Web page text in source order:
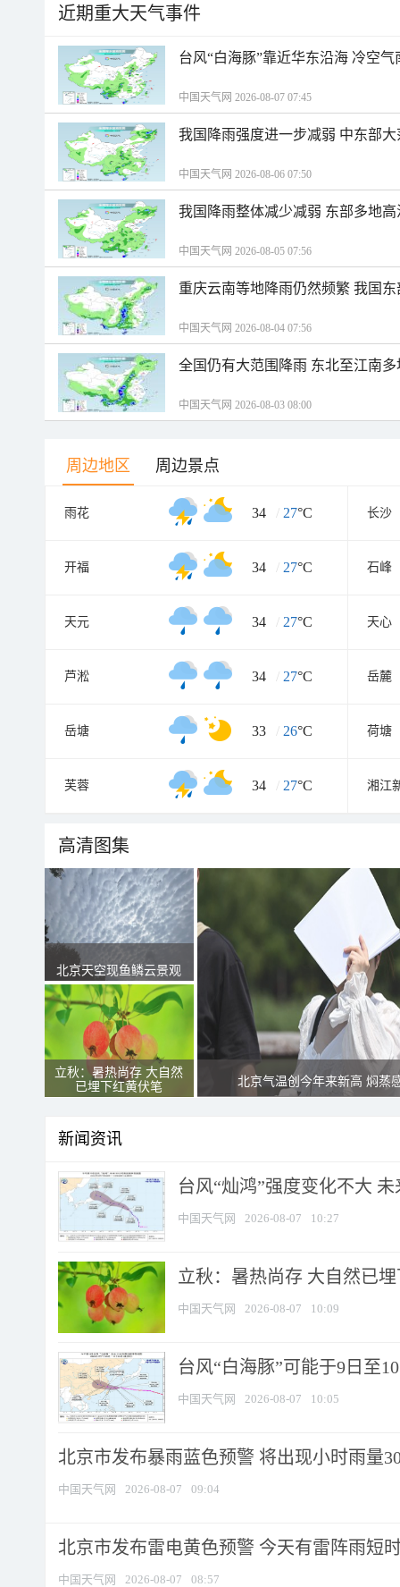
近期重大天气事件
台风“白海豚”靠近华东沿海 冷空
中国天气网 2026-08-07 07:45
我国降雨强度进一步减弱 中东部
中国天气网 2026-08-06 07:50
我国降雨整体减少减弱 东部多地
中国天气网 2026-08-05 07:56
重庆云南等地降雨仍然频繁 我国
中国天气网 2026-08-04 07:56
全国仍有大范围降雨 东北至江南
中国天气网 2026-08-03 08:00
周边地区 周边景点
雨花 34 / 27°C 长沙
开福 34 / 27°C 石峰
天元 34 / 27°C 天心
芦淞 34 / 27°C 岳麓
岳塘 33 / 26°C 荷塘
芙蓉 34 / 27°C 湘江
高清图集
北京天空现鱼鳞云景观
立秋：暑热尚存 大自然
已埋下红黄伏笔
北京气温创今年来新高 焖蒸
新闻资讯
台风“灿鸿”强度变化不大
中国天气网 2026-08-07 10:27
立秋：暑热尚存 大自然已
中国天气网 2026-08-07 10:09
台风“白海豚”可能于9日至
中国天气网 2026-08-07 10:05
北京市发布暴雨蓝色预警 将出现小时雨量
中国天气网 2026-08-07 09:04
北京市发布雷电黄色预警 今天有雷阵雨短
中国天气网 2026-08-07 08:57